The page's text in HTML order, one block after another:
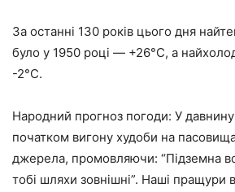
За останні 130 років цього дня
було у 1950 році — +26°C, а
-2°C.
Народний прогноз погоди: У
початком вигону худоби на
джерела, промовляючи: “Підземна
тобі шляхи зовнішні”. Наші пращури